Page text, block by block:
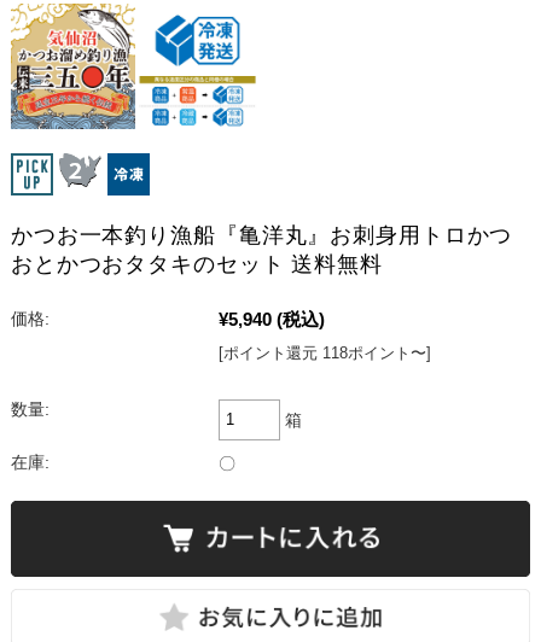
かつお一本釣り漁船『亀洋丸』お刺身用トロかつ
おとかつおタタキのセット 送料無料
価格: ¥5,940 (税込)
[ポイント還元 118ポイント〜]
数量:
箱
在庫: 〇